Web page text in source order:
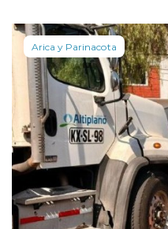
Arica y Parinacota